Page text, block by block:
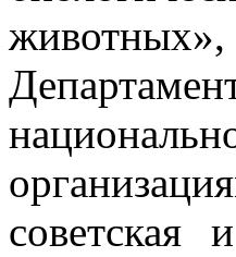
советская